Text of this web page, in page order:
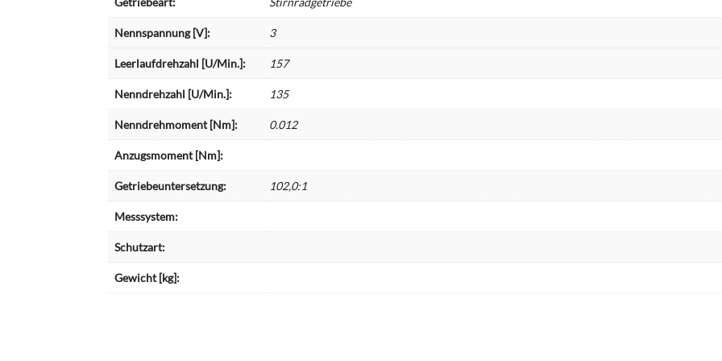
Nennspannung [V]: 3
Leerlaufdrehzahl [U/Min.]: 157
Nenndrehzahl [U/Min.]: 135
Nenndrehmoment [Nm]: 0.012
Anzugsmoment [Nm]:
Getriebeuntersetzung: 102,0:1
Messsystem:
Schutzart:
Gewicht [kg]: